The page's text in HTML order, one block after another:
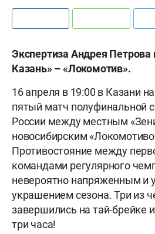
Экспертиза Андрея Петрова
Казань» – «Локомотив».
16 апреля в 19:00 в Казани
пятый матч полуфинальной
России между местным
новосибирским
Противостояние между
командами регулярного
невероятно напряженным и
украшением сезона. Три из
завершились на тай-брейке
три часа!